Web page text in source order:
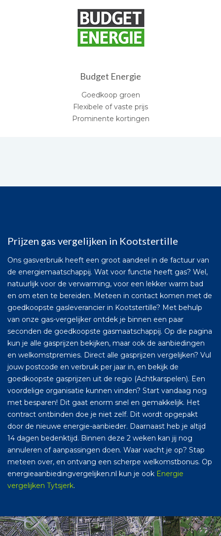
Budget Energie
Goedkoop groen
Flexibele of vaste prijs
Prominente kortingen
Prijzen gas vergelijken in Kootstertille
Ons gasverbruik heeft een groot aandeel in de factuur van
de energiemaatschappij. Wat voor functie heeft gas? Wel,
natuurlijk voor de verwarming, voor een lekker warm bad
en om eten te bereiden. Meteen in contact komen met de
goedkoopste gasleverancier in Kootstertille? Met behulp
van onze gas-vergelijker ontdek je binnen een paar
seconden de goedkoopste gasmaatschappij. Op die pagina
kun je alle gasprijzen bekijken, maar ook de aanbiedingen
en welkomstpremies. Direct alle gasprijzen vergelijken? Vul
jouw postcode en verbruik per jaar in, en bekijk de
goedkoopste gasprijzen uit de regio (Achtkarspelen). Een
voordelige organisatie kunnen vinden? Start vandaag nog
met besparen! Dit gaat enorm snel en gemakkelijk. Het
contract ontbinden doe je niet zelf. Dit wordt opgepakt
door de nieuwe energie-aanbieder. Daarnaast heb je altijd
14 dagen bedenktijd. Binnen deze 2 weken kan jij nog
annuleren of aanpassingen doen. Waar wacht je op? Stap
meteen over, en ontvang een scherpe welkomstbonus. Op
energieaanbiedingvergelijken.nl kun je ook Energie
vergelijken Tytsjerk.